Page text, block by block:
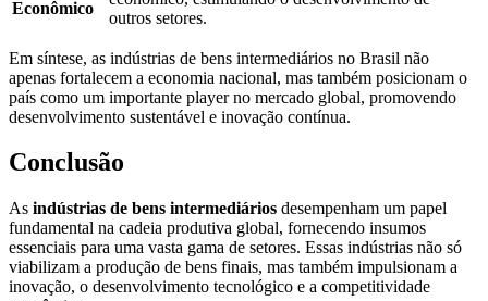
Econômico
outros setores.
Em síntese, as indústrias de bens intermediários no Brasil não
apenas fortalecem a economia nacional, mas também posicionam o
país como um importante player no mercado global, promovendo
desenvolvimento sustentável e inovação contínua.
Conclusão
As indústrias de bens intermediários desempenham um papel
fundamental na cadeia produtiva global, fornecendo insumos
essenciais para uma vasta gama de setores. Essas indústrias não só
viabilizam a produção de bens finais, mas também impulsionam a
inovação, o desenvolvimento tecnológico e a competitividade